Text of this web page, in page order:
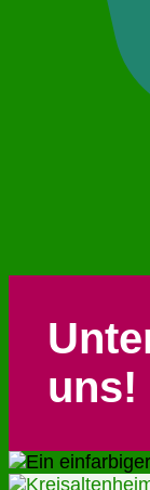
uns!